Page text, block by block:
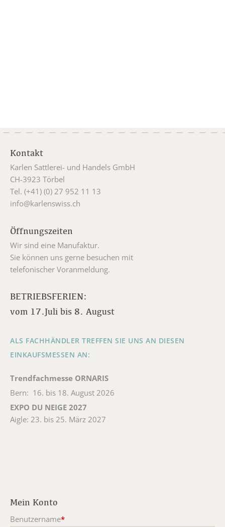
Kontakt
Karlen Sattlerei- und Handels GmbH
CH-3923 Törbel
Tel. (+41) (0) 27 952 11 13
info@karlenswiss.ch
Öffnungszeiten
Wir sind eine Manufaktur.
Sie können uns gerne besuchen mit
telefonischer Voranmeldung.
BETRIEBSFERIEN:
vom 17.Juli bis 8. August
ALS FACHHÄNDLER TREFFEN SIE UNS AN DIESEN
EINKAUFSMESSEN AN:
Trendfachmesse ORNARIS
Bern: 16. bis 18. August 2026
EXPO DU NEIGE 2027
Aigle: 23. bis 25. März 2027
Mein Konto
Benutzername*